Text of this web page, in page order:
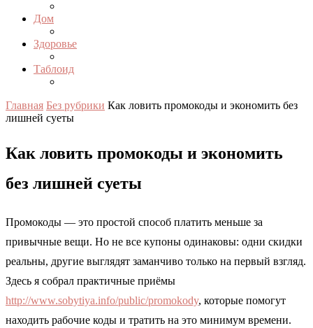
Дом
Здоровье
Таблоид
Главная Без рубрики Как ловить промокоды и экономить без
лишней суеты
Как ловить промокоды и экономить
без лишней суеты
Промокоды — это простой способ платить меньше за
привычные вещи. Но не все купоны одинаковы: одни скидки
реальны, другие выглядят заманчиво только на первый взгляд.
Здесь я собрал практичные приёмы
http://www.sobytiya.info/public/promokody, которые помогут
находить рабочие коды и тратить на это минимум времени.